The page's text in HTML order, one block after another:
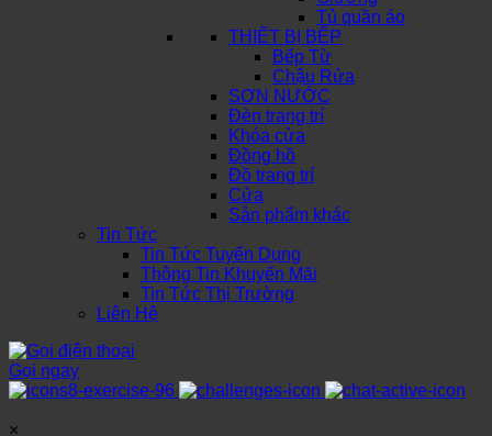
Tủ quần áo
THIẾT BỊ BẾP
Bếp Từ
Chậu Rửa
SƠN NƯỚC
Đèn trang trí
Khóa cửa
Đồng hồ
Đồ trang trí
Cửa
Sản phẩm khác
Tin Tức
Tin Tức Tuyển Dụng
Thông Tin Khuyến Mãi
Tin Tức Thị Trường
Liên Hệ
Gọi ngay
×